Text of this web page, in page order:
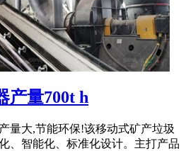
产量700t h
量大,节能环保!该移动式矿产垃圾
、智能化、标准化设计。主打产品